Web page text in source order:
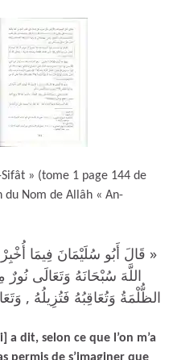
» (tome 1 page 144 de
du Nom de Allâh « An-
« قَالَ أَبُو سُلَيْمَانَ فِيمَا
اللَّهَ سُبْحَانَهُ وَتَعَالَى نُورٌ
الظُّلْمَةُ وَتُعَاقِبُهُ فَتُزِيلُهُ ,
dit, selon ce que l’on m’a
permis de s’imaginer que